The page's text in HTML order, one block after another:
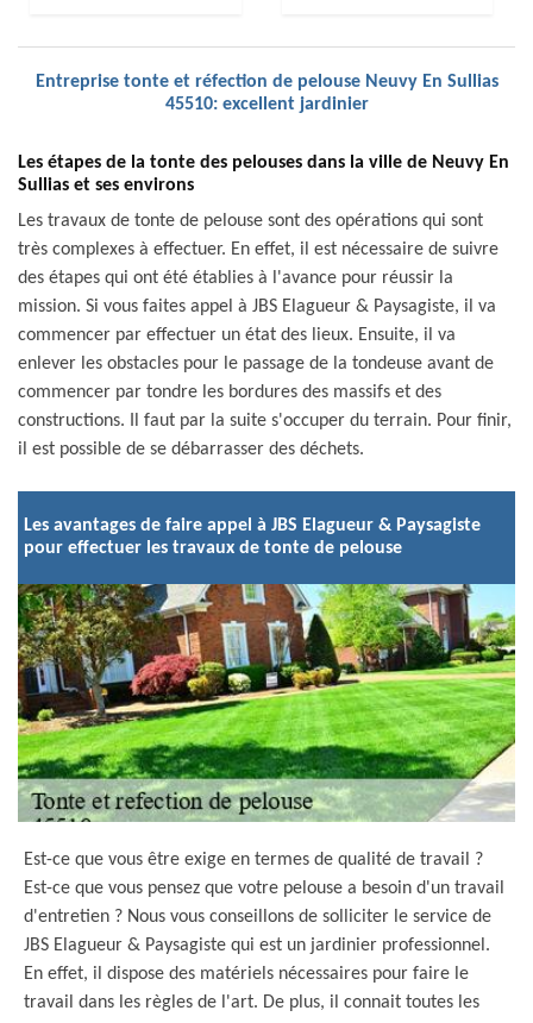
Entreprise tonte et réfection de pelouse Neuvy En Sullias
45510: excellent jardinier
Les étapes de la tonte des pelouses dans la ville de Neuvy En
Sullias et ses environs
Les travaux de tonte de pelouse sont des opérations qui sont
très complexes à effectuer. En effet, il est nécessaire de suivre
des étapes qui ont été établies à l'avance pour réussir la
mission. Si vous faites appel à JBS Elagueur & Paysagiste, il va
commencer par effectuer un état des lieux. Ensuite, il va
enlever les obstacles pour le passage de la tondeuse avant de
commencer par tondre les bordures des massifs et des
constructions. Il faut par la suite s'occuper du terrain. Pour finir,
il est possible de se débarrasser des déchets.
Les avantages de faire appel à JBS Elagueur & Paysagiste
pour effectuer les travaux de tonte de pelouse
Est-ce que vous être exige en termes de qualité de travail ?
Est-ce que vous pensez que votre pelouse a besoin d'un travail
d'entretien ? Nous vous conseillons de solliciter le service de
JBS Elagueur & Paysagiste qui est un jardinier professionnel.
En effet, il dispose des matériels nécessaires pour faire le
travail dans les règles de l'art. De plus, il connait toutes les